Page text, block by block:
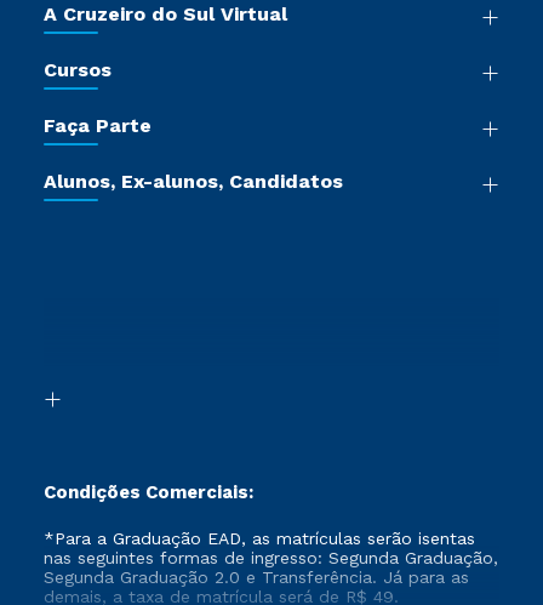
A Cruzeiro do Sul Virtual
Sala de Imprensa
Certificadoras
Jornada do Aluno
Cursos
Pós-graduação
Cursos Livres
Faça Parte
Vestibular Redação
Formação Pedagógica - R2
Alunos, Ex-alunos, Candidatos
Condições Comerciais:
*Para a Graduação EAD, as matrículas serão isentas
nas seguintes formas de ingresso: Segunda Graduação,
Segunda Graduação 2.0 e Transferência. Já para as
demais, a taxa de matrícula será de R$ 49.